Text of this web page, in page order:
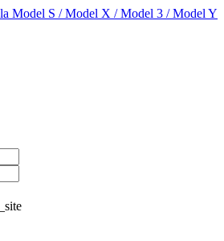
Model S / Model X / Model 3 / Model Y